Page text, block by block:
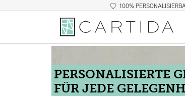
100%
PERSONALISIERTE
FÜR JEDE